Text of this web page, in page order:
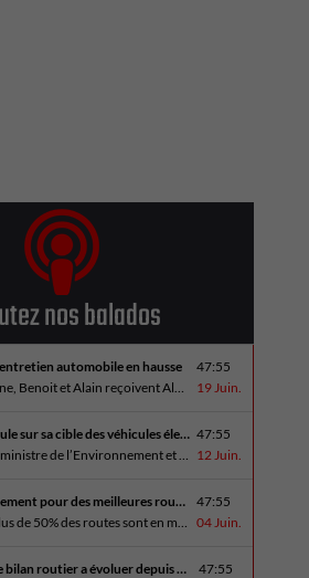
nos balados
automobile en hausse
47:55
19 Juin.
Québec recule sur sa cible des véhicules électriques 47:55
12 Juin.
Un regroupement pour des meilleures routes au Québec
47:55
04 Juin.
Comment le bilan routier a évoluer depuis 1973
47:55